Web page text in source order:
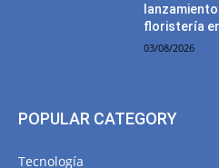
floristería
03/08/2026
POPULAR CATEGORY
Tecnología